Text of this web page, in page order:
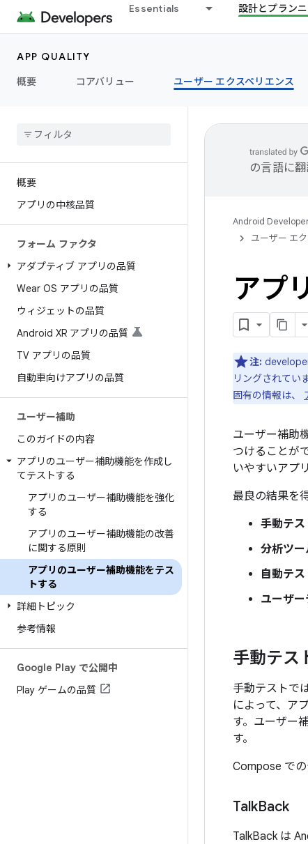
Essentials 設計とプラン
APP QUALITY
概要
コアバリュー ユーザー エクスペリエンス
概要
アプリの中核品質
フォーム ファクタ
アダプティブ アプリの品質
Wear OS アプリの品質
ウィジェットの品質
Android XR アプリの品質
TV アプリの品質
自動車向けアプリの品質
ユーザー補助
このガイドの内容
アプリのユーザー補助機能を作成し
てテストする
アプリのユーザー補助機能を強化
する
アプリのユーザー補助機能の改善
に関する原則
アプリのユーザー補助機能をテス
トする
詳細トピック
参考情報
Google Play で公開中
Play ゲームの品質
の言語に
Android
ユーザー エ
アプ
注:
リングされてい
固有の情報は、
ユーザー補助
つけることが
いやすいアプ
最良の結果を
手動テス
分析ツ
自動テス
ユーザ
手動テス
手動テストで
によって、ア
す。ユーザー
す。
Compose で
TalkBack
TalkBack は